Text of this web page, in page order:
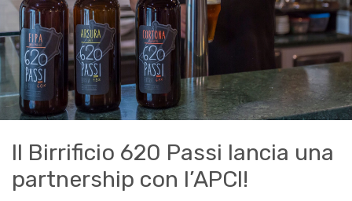
Il Birrificio 620 Passi lancia una
partnership con l’APCI!